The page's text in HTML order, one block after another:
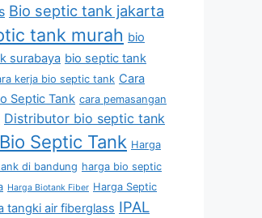
Bio septic tank jakarta
tank murah bio
surabaya bio septic tank
kerja bio septic tank Cara
Septic Tank cara pemasangan
Distributor bio septic tank
Septic Tank Harga
di bandung harga bio septic
Harga Biotank Fiber Harga Septic
tangki air fiberglass IPAL